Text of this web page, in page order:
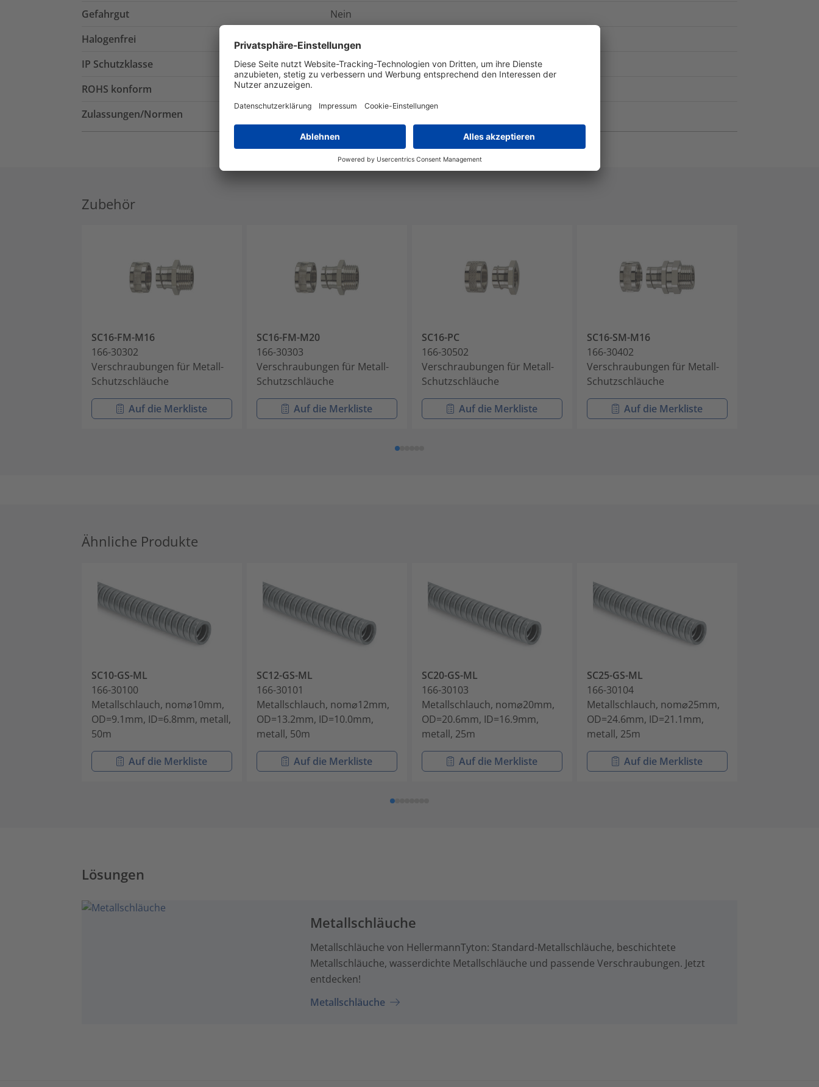
Gefahrgut
Nein
Halogenfrei
Ja
IP Schutzklasse
IP40
ROHS konform
Zulassungen/Normen
Zubehör
SC16-FM-M16
166-30302
Verschraubungen für Metall-
Schutzschläuche
Auf die Merkliste
SC16-FM-M20
166-30303
Verschraubungen für Metall-
Schutzschläuche
Auf die Merkliste
SC16-PC
166-30502
Verschraubungen für Metall-
Schutzschläuche
Auf die Merkliste
SC16-SM-M16
166-30402
Verschraubungen für Metall-
Schutzschläuche
Auf die Merkliste
Ähnliche Produkte
SC10-GS-ML
166-30100
Metallschlauch, nom⌀10mm,
OD=9.1mm, ID=6.8mm, metall,
50m
Auf die Merkliste
SC12-GS-ML
166-30101
Metallschlauch, nom⌀12mm,
OD=13.2mm, ID=10.0mm,
metall, 50m
Auf die Merkliste
SC20-GS-ML
166-30103
Metallschlauch, nom⌀20mm,
OD=20.6mm, ID=16.9mm,
metall, 25m
Auf die Merkliste
SC25-GS-ML
166-30104
Metallschlauch, nom⌀25mm,
OD=24.6mm, ID=21.1mm,
metall, 25m
Auf die Merkliste
Lösungen
Metallschläuche
Metallschläuche von HellermannTyton: Standard-Metallschläuche, beschichtete
Metallschläuche, wasserdichte Metallschläuche und passende Verschraubungen. Jetzt
entdecken!
Metallschläuche